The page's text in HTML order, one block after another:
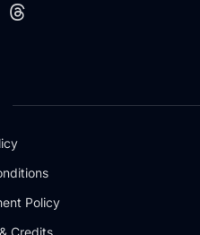
Policy
Credits